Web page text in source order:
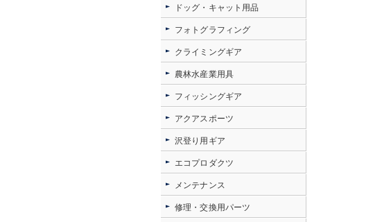
ドッグ・キャット用品
フォトグラフィング
クライミングギア
農林水産業用具
フィッシングギア
アクアスポーツ
沢登り用ギア
エコプロダクツ
メンテナンス
修理・交換用パーツ